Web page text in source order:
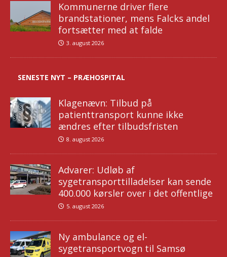
Kommunerne driver flere
brandstationer, mens Falcks andel
fortsætter med at falde
3. august 2026
SENESTE NYT – PRÆHOSPITAL
Klagenævn: Tilbud på
patienttransport kunne ikke
ændres efter tilbudsfristen
8. august 2026
Advarer: Udløb af
sygetransporttilladelser kan sende
400.000 kørsler over i det offentlige
5. august 2026
Ny ambulance og el-
sygetransportvogn til Samsø